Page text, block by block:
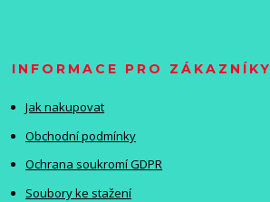
INFORMACE PRO ZÁKAZNÍKY
Jak nakupovat
Obchodní podmínky
Ochrana soukromí GDPR
Soubory ke stažení